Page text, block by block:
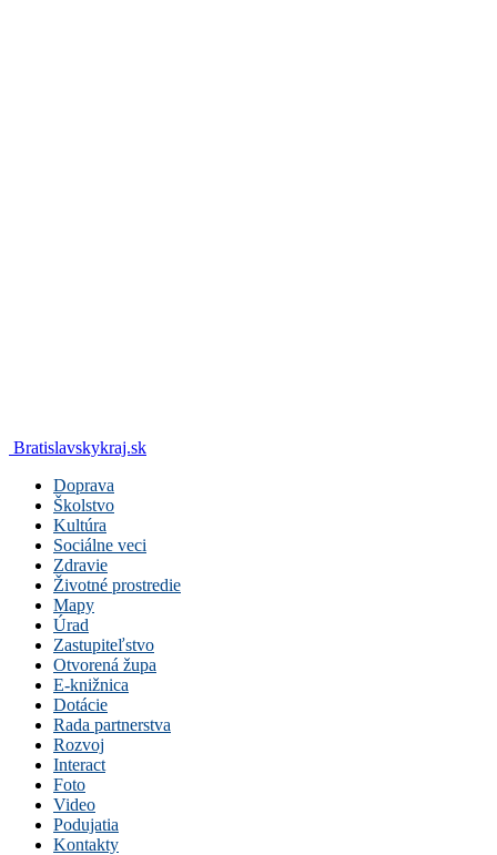
Bratislavskykraj.sk
Doprava
Školstvo
Kultúra
Sociálne veci
Zdravie
Životné prostredie
Mapy
Úrad
Zastupiteľstvo
Otvorená župa
E-knižnica
Dotácie
Rada partnerstva
Rozvoj
Interact
Foto
Video
Podujatia
Kontakty